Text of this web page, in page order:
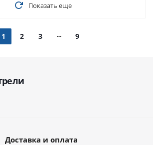
Показать еще
1 2 3 9
Доставка и оплата